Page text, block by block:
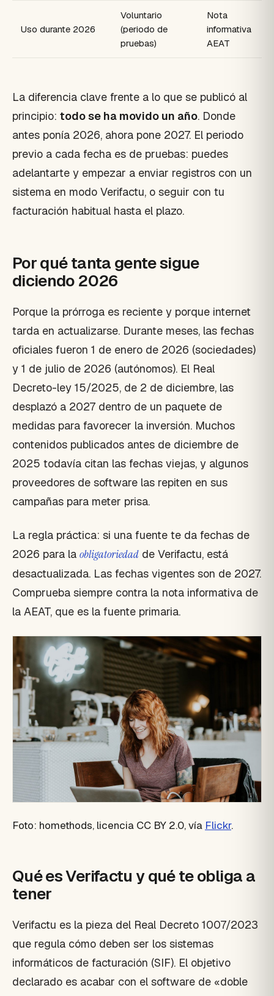
Uso durante 2026
Voluntario
(periodo de
pruebas)
Nota
informativa
AEAT
La diferencia clave frente a lo que se publicó al
principio: todo se ha movido un año. Donde
antes ponía 2026, ahora pone 2027. El periodo
previo a cada fecha es de pruebas: puedes
adelantarte y empezar a enviar registros con un
sistema en modo Verifactu, o seguir con tu
facturación habitual hasta el plazo.
Por qué tanta gente sigue
diciendo 2026
Porque la prórroga es reciente y porque internet
tarda en actualizarse. Durante meses, las fechas
oficiales fueron 1 de enero de 2026 (sociedades)
y 1 de julio de 2026 (autónomos). El Real
Decreto-ley 15/2025, de 2 de diciembre, las
desplazó a 2027 dentro de un paquete de
medidas para favorecer la inversión. Muchos
contenidos publicados antes de diciembre de
2025 todavía citan las fechas viejas, y algunos
proveedores de software las repiten en sus
campañas para meter prisa.
La regla práctica: si una fuente te da fechas de
2026 para la obligatoriedad de Verifactu, está
desactualizada. Las fechas vigentes son de 2027.
Comprueba siempre contra la nota informativa de
la AEAT, que es la fuente primaria.
Foto: homethods, licencia CC BY 2.0, vía Flickr.
Qué es Verifactu y qué te obliga a
tener
Verifactu es la pieza del Real Decreto 1007/2023
que regula cómo deben ser los sistemas
informáticos de facturación (SIF). El objetivo
declarado es acabar con el software de «doble